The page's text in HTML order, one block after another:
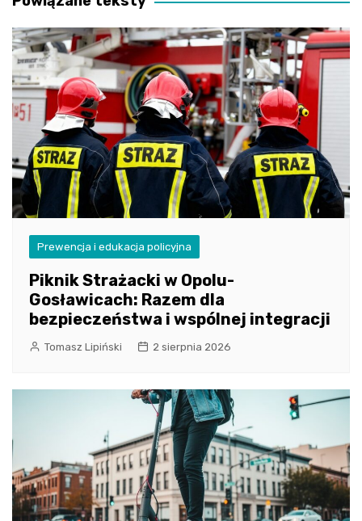
Prewencja i edukacja policyjna
Piknik Strażacki w Opolu-
Gosławicach: Razem dla
bezpieczeństwa i wspólnej integracji
Tomasz Lipiński 2 sierpnia 2026